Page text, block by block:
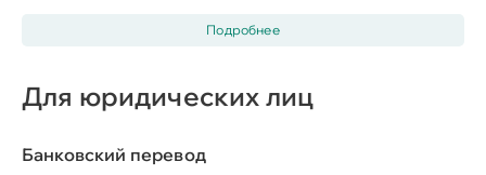
Подробнее
Для юридических лиц
Банковский перевод